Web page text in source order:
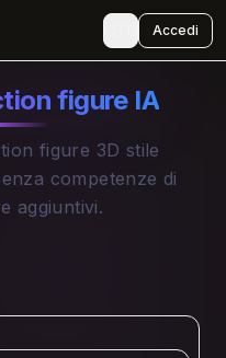
Accedi
figure IA
figure 3D stile
competenze di
aggiuntivi.